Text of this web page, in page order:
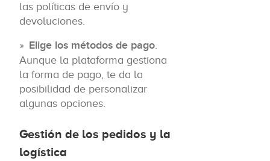
las políticas de envío y
devoluciones.
Elige los métodos de pago.
Aunque la plataforma gestiona
la forma de pago, te da la
posibilidad de personalizar
algunas opciones.
Gestión de los pedidos y la
logística